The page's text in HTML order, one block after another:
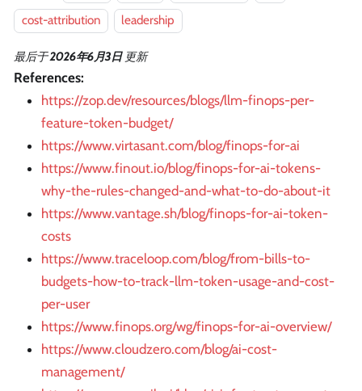
cost-attribution
leadership
最后于2026年6月3日 更新
References:
https://zop.dev/resources/blogs/llm-finops-per-
feature-token-budget/
https://www.virtasant.com/blog/finops-for-ai
https://www.finout.io/blog/finops-for-ai-tokens-
why-the-rules-changed-and-what-to-do-about-it
https://www.vantage.sh/blog/finops-for-ai-token-
costs
https://www.traceloop.com/blog/from-bills-to-
budgets-how-to-track-llm-token-usage-and-cost-
per-user
https://www.finops.org/wg/finops-for-ai-overview/
https://www.cloudzero.com/blog/ai-cost-
management/